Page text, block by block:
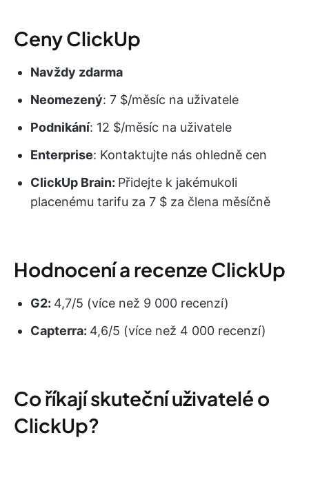
Ceny ClickUp
Navždy zdarma
Neomezený: 7 $/měsíc na uživatele
Podnikání: 12 $/měsíc na uživatele
Enterprise: Kontaktujte nás ohledně cen
ClickUp Brain: Přidejte k jakémukoli
placenému tarifu za 7 $ za člena měsíčně
Hodnocení a recenze ClickUp
G2: 4,7/5 (více než 9 000 recenzí)
Capterra: 4,6/5 (více než 4 000 recenzí)
Co říkají skuteční uživatelé o
ClickUp?